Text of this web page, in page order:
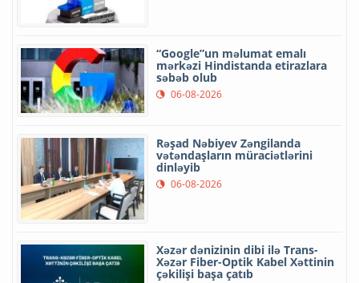
“Google”un məlumat emalı
mərkəzi Hindistanda etirazlara
səbəb olub
06-08-2026
Rəşad Nəbiyev Zəngilanda
vətəndaşların müraciətlərini
dinləyib
06-08-2026
Xəzər dənizinin dibi ilə Trans-
Xəzər Fiber-Optik Kabel Xəttinin
çəkilişi başa çatıb